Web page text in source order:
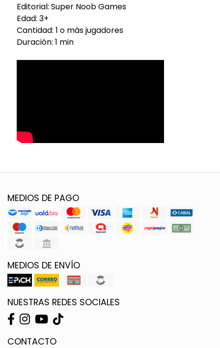
Editorial: Super Noob Games
Edad: 3+
Cantidad: 1 o más jugadores
Duración: 1 min
MEDIOS DE PAGO
MEDIOS DE ENVÍO
NUESTRAS REDES SOCIALES
CONTACTO